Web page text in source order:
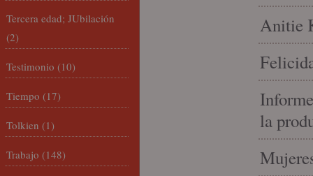
Anitie
la
Tercera edad; JUbilación
(2)
Testimonio (10)
Tiempo (17)
Tolkien (1)
Trabajo (148)